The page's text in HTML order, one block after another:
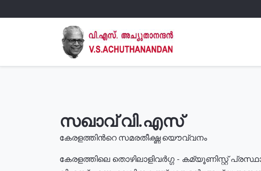
സഖാവ് വി.എസ്
കേരളത്തിൻറെ സമരതീക്ഷ്ണ യൌവ്വനം
കേരളത്തിലെ തൊഴിലാളിവർഗ്ഗ - കമ്യൂണിസ്റ്റ്